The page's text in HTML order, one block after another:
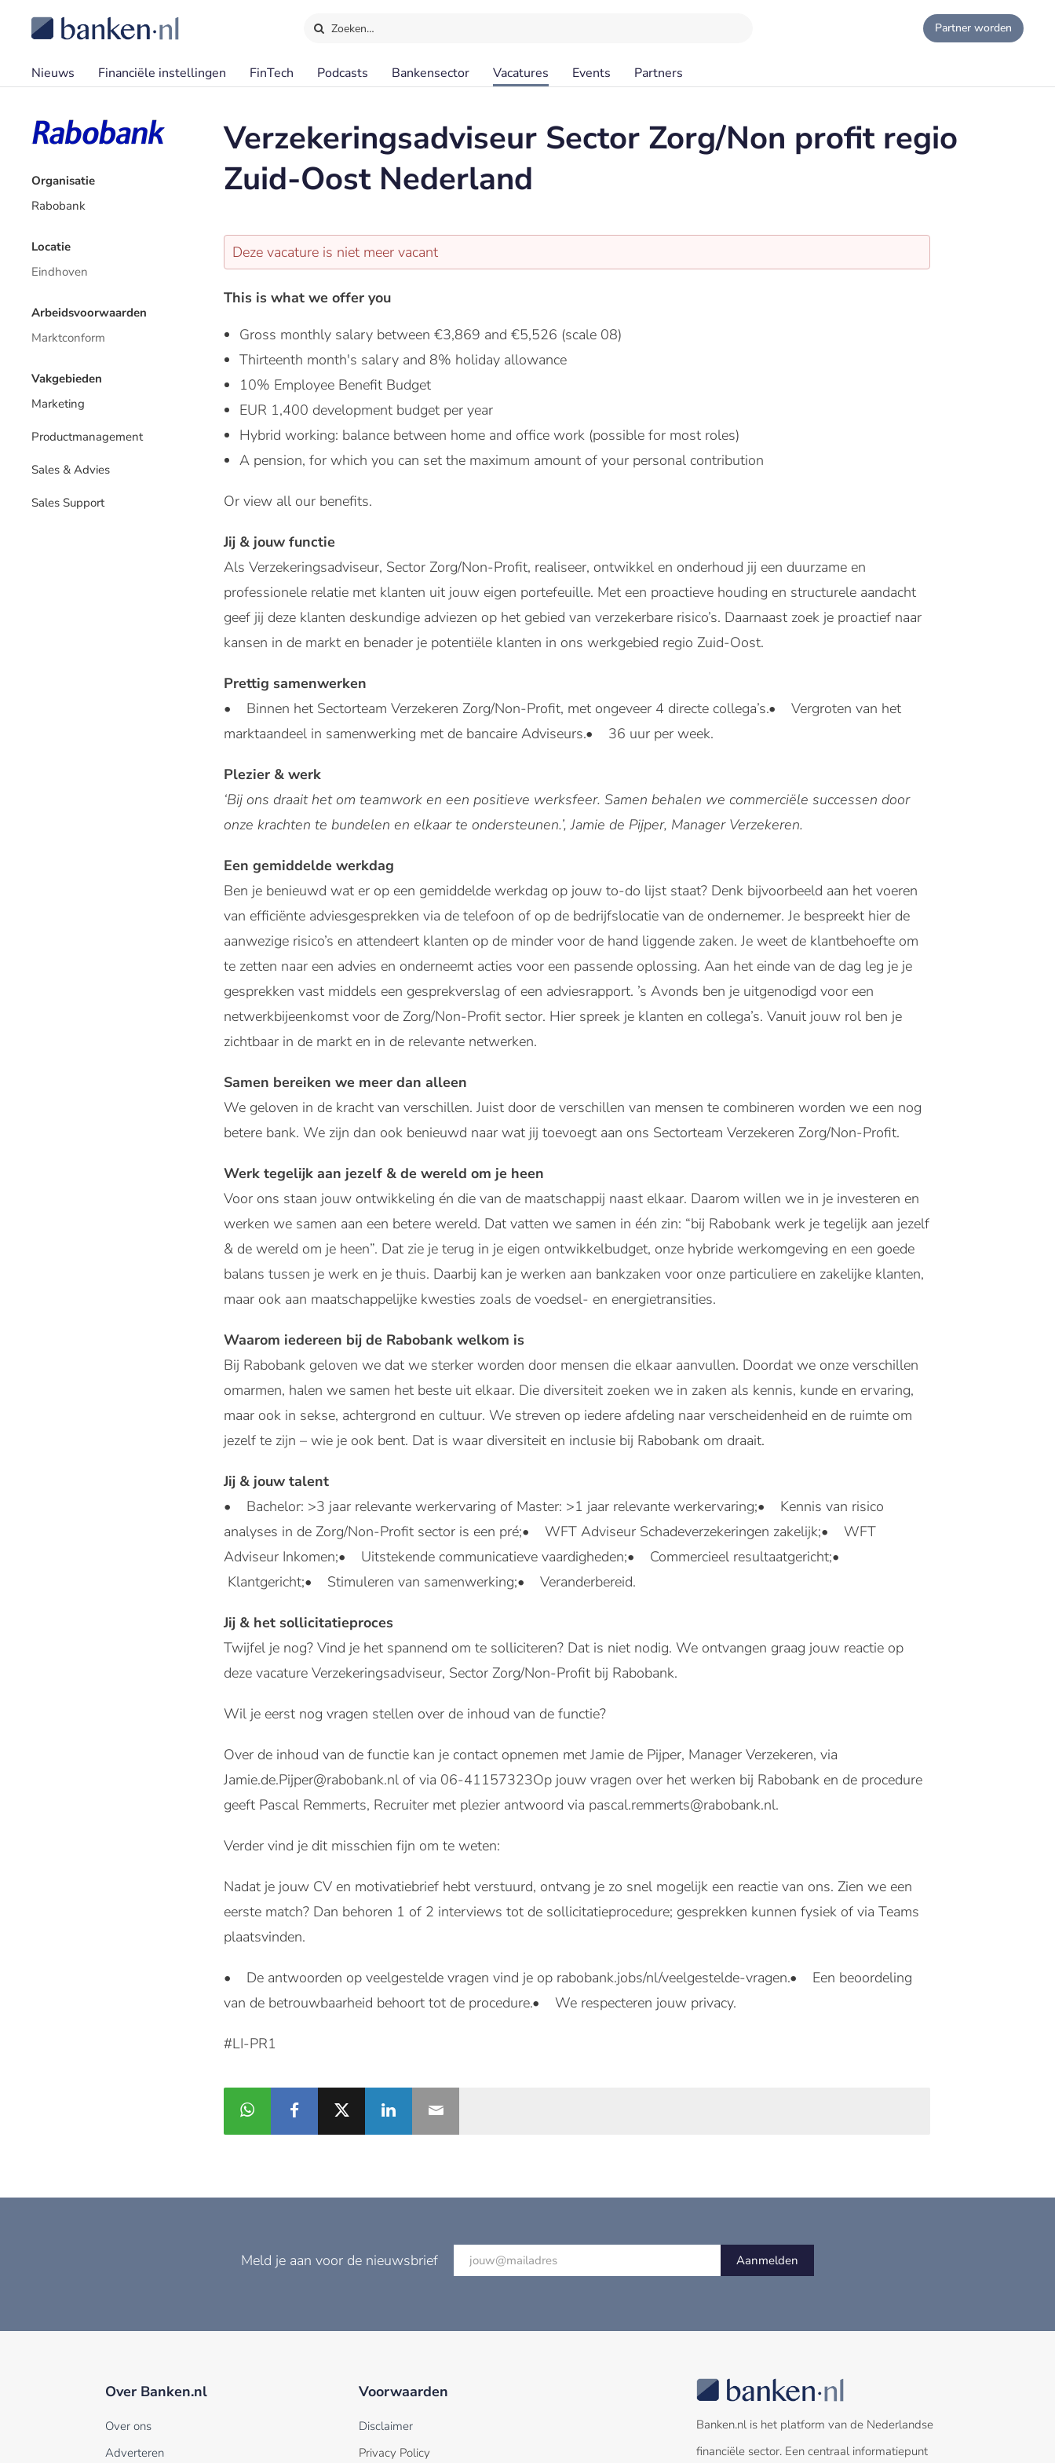
Zoeken… Partner worden
Nieuws Financiële instellingen FinTech Podcasts Bankensector Vacatures Events Partners
Verzekeringsadviseur Sector Zorg/Non profit regio
Zuid-Oost Nederland
Organisatie
Rabobank
Locatie
Eindhoven
Arbeidsvoorwaarden
Marktconform
Vakgebieden
Marketing
Productmanagement
Sales & Advies
Sales Support
Deze vacature is niet meer vacant
This is what we offer you
Gross monthly salary between €3,869 and €5,526 (scale 08)
Thirteenth month's salary and 8% holiday allowance
10% Employee Benefit Budget
EUR 1,400 development budget per year
Hybrid working: balance between home and office work (possible for most roles)
A pension, for which you can set the maximum amount of your personal contribution
Or view all our benefits.
Jij & jouw functie
Als Verzekeringsadviseur, Sector Zorg/Non-Profit, realiseer, ontwikkel en onderhoud jij een duurzame en
professionele relatie met klanten uit jouw eigen portefeuille. Met een proactieve houding en structurele aandacht
geef jij deze klanten deskundige adviezen op het gebied van verzekerbare risico’s. Daarnaast zoek je proactief naar
kansen in de markt en benader je potentiële klanten in ons werkgebied regio Zuid-Oost.
Prettig samenwerken
• Binnen het Sectorteam Verzekeren Zorg/Non-Profit, met ongeveer 4 directe collega’s.• Vergroten van het
marktaandeel in samenwerking met de bancaire Adviseurs.• 36 uur per week.
Plezier & werk
‘Bij ons draait het om teamwork en een positieve werksfeer. Samen behalen we commerciële successen door
onze krachten te bundelen en elkaar te ondersteunen.’, Jamie de Pijper, Manager Verzekeren.
Een gemiddelde werkdag
Ben je benieuwd wat er op een gemiddelde werkdag op jouw to-do lijst staat? Denk bijvoorbeeld aan het voeren
van efficiënte adviesgesprekken via de telefoon of op de bedrijfslocatie van de ondernemer. Je bespreekt hier de
aanwezige risico’s en attendeert klanten op de minder voor de hand liggende zaken. Je weet de klantbehoefte om
te zetten naar een advies en onderneemt acties voor een passende oplossing. Aan het einde van de dag leg je je
gesprekken vast middels een gesprekverslag of een adviesrapport. ’s Avonds ben je uitgenodigd voor een
netwerkbijeenkomst voor de Zorg/Non-Profit sector. Hier spreek je klanten en collega’s. Vanuit jouw rol ben je
zichtbaar in de markt en in de relevante netwerken.
Samen bereiken we meer dan alleen
We geloven in de kracht van verschillen. Juist door de verschillen van mensen te combineren worden we een nog
betere bank. We zijn dan ook benieuwd naar wat jij toevoegt aan ons Sectorteam Verzekeren Zorg/Non-Profit.
Werk tegelijk aan jezelf & de wereld om je heen
Voor ons staan jouw ontwikkeling én die van de maatschappij naast elkaar. Daarom willen we in je investeren en
werken we samen aan een betere wereld. Dat vatten we samen in één zin: “bij Rabobank werk je tegelijk aan jezelf
& de wereld om je heen”. Dat zie je terug in je eigen ontwikkelbudget, onze hybride werkomgeving en een goede
balans tussen je werk en je thuis. Daarbij kan je werken aan bankzaken voor onze particuliere en zakelijke klanten,
maar ook aan maatschappelijke kwesties zoals de voedsel- en energietransities.
Waarom iedereen bij de Rabobank welkom is
Bij Rabobank geloven we dat we sterker worden door mensen die elkaar aanvullen. Doordat we onze verschillen
omarmen, halen we samen het beste uit elkaar. Die diversiteit zoeken we in zaken als kennis, kunde en ervaring,
maar ook in sekse, achtergrond en cultuur. We streven op iedere afdeling naar verscheidenheid en de ruimte om
jezelf te zijn – wie je ook bent. Dat is waar diversiteit en inclusie bij Rabobank om draait.
Jij & jouw talent
• Bachelor: >3 jaar relevante werkervaring of Master: >1 jaar relevante werkervaring;• Kennis van risico
analyses in de Zorg/Non-Profit sector is een pré;• WFT Adviseur Schadeverzekeringen zakelijk;• WFT
Adviseur Inkomen;• Uitstekende communicatieve vaardigheden;• Commercieel resultaatgericht;•
Klantgericht;• Stimuleren van samenwerking;• Veranderbereid.
Jij & het sollicitatieproces
Twijfel je nog? Vind je het spannend om te solliciteren? Dat is niet nodig. We ontvangen graag jouw reactie op
deze vacature Verzekeringsadviseur, Sector Zorg/Non-Profit bij Rabobank.
Wil je eerst nog vragen stellen over de inhoud van de functie?
Over de inhoud van de functie kan je contact opnemen met Jamie de Pijper, Manager Verzekeren, via
Jamie.de.Pijper@rabobank.nl of via 06-41157323Op jouw vragen over het werken bij Rabobank en de procedure
geeft Pascal Remmerts, Recruiter met plezier antwoord via pascal.remmerts@rabobank.nl.
Verder vind je dit misschien fijn om te weten:
Nadat je jouw CV en motivatiebrief hebt verstuurd, ontvang je zo snel mogelijk een reactie van ons. Zien we een
eerste match? Dan behoren 1 of 2 interviews tot de sollicitatieprocedure; gesprekken kunnen fysiek of via Teams
plaatsvinden.
• De antwoorden op veelgestelde vragen vind je op rabobank.jobs/nl/veelgestelde-vragen.• Een beoordeling
van de betrouwbaarheid behoort tot de procedure.• We respecteren jouw privacy.
#LI-PR1
Meld je aan voor de nieuwsbrief Aanmelden
Over Banken.nl
Over ons
Adverteren
Voorwaarden
Disclaimer
Privacy Policy
Banken.nl is het platform van de Nederlandse
financiële sector. Een centraal informatiepunt